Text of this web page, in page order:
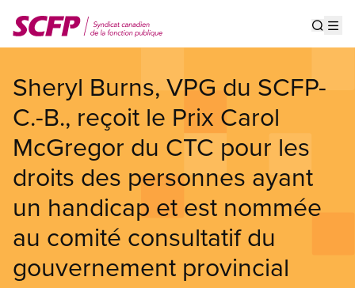
au
contenu
Sheryl Burns, VPG du SCFP-
C.-B., reçoit le Prix Carol
McGregor du CTC pour les
droits des personnes ayant
un handicap et est nommée
au comité consultatif du
gouvernement provincial